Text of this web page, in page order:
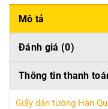
Mô tả
Đánh giá (0)
Thông tin thanh
Giấy dán tường Hàn